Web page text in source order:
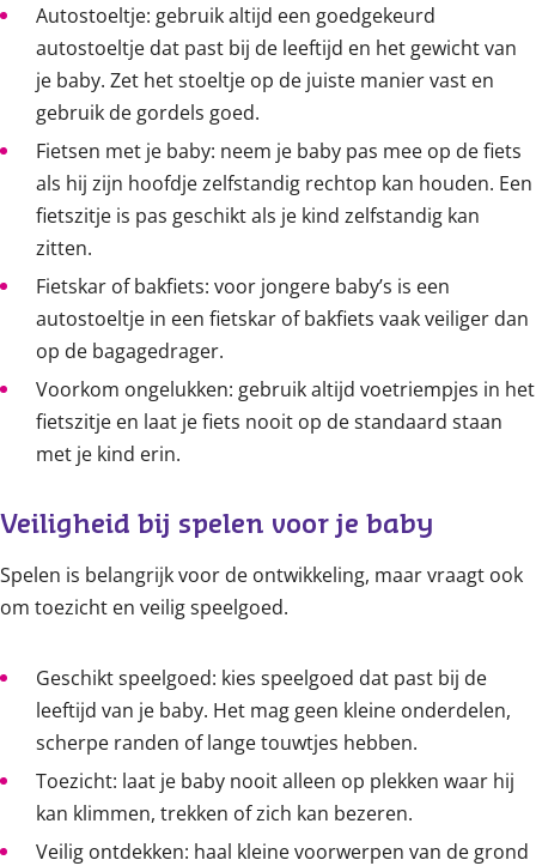
Autostoeltje: gebruik altijd een goedgekeurd
autostoeltje dat past bij de leeftijd en het gewicht van
je baby. Zet het stoeltje op de juiste manier vast en
gebruik de gordels goed.
Fietsen met je baby: neem je baby pas mee op de fiets
als hij zijn hoofdje zelfstandig rechtop kan houden. Een
fietszitje is pas geschikt als je kind zelfstandig kan
zitten.
Fietskar of bakfiets: voor jongere baby’s is een
autostoeltje in een fietskar of bakfiets vaak veiliger dan
op de bagagedrager.
Voorkom ongelukken: gebruik altijd voetriempjes in het
fietszitje en laat je fiets nooit op de standaard staan
met je kind erin.
Veiligheid bij spelen voor je baby
Spelen is belangrijk voor de ontwikkeling, maar vraagt ook
om toezicht en veilig speelgoed.
Geschikt speelgoed: kies speelgoed dat past bij de
leeftijd van je baby. Het mag geen kleine onderdelen,
scherpe randen of lange touwtjes hebben.
Toezicht: laat je baby nooit alleen op plekken waar hij
kan klimmen, trekken of zich kan bezeren.
Veilig ontdekken: haal kleine voorwerpen van de grond